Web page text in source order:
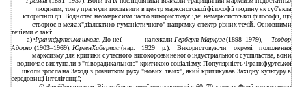
людяним, тому прагнули поставити в центр марксистської філософії людину як суб'єкта
історичної дії. Водночас неомарксизм часто використовує ідеї немарксистської філософії, що
створює в межах"діалектико-гуманістичного" напрямку спектр різних течій. Основними
течіями є такі:
належалиГерберт Маркузе(1898–1979), Теодор
а)Франкфуртська школа.До неї
Адорно (1903–1969), ЮргенХабермас(нар. 1929 р.). Використовуючи окремі
положення
марксизму для критики сучасного високорозвиненого індустріального суспільства, вони
водночас виступали з "ліворадикальною" критикою соціалізму. Популярність Франкфуртської
школи зросла на Заході з розвитком руху "нових лівих", який критикував Західну культуру в
середовищі інтелігенції;